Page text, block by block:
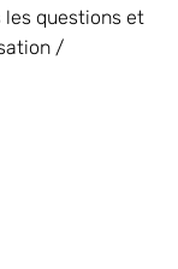
les questions et
/